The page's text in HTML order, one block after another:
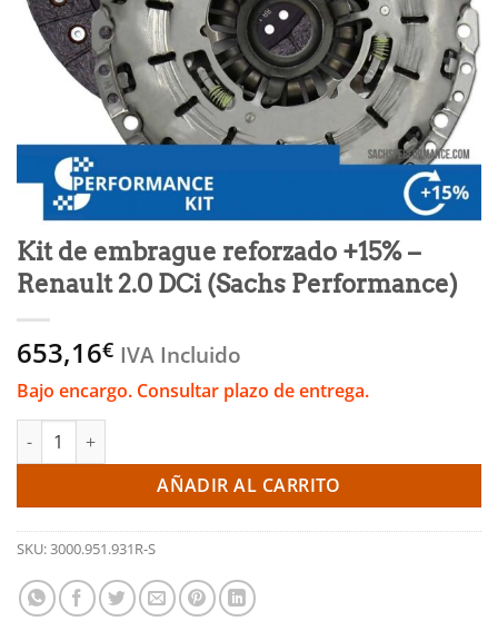
Kit de embrague reforzado +15% –
Renault 2.0 DCi (Sachs Performance)
653,16€ IVA Incluido
Bajo encargo. Consultar plazo de entrega.
Kit de embrague reforzado +15% - Renault 2.0 DCi (Sachs
AÑADIR AL CARRITO
SKU:3000.951.931R-S